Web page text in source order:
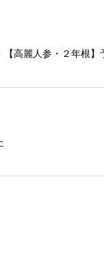
【高麗人参・２年根